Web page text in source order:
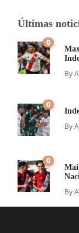
Últimas
0
By
0
By
0
By